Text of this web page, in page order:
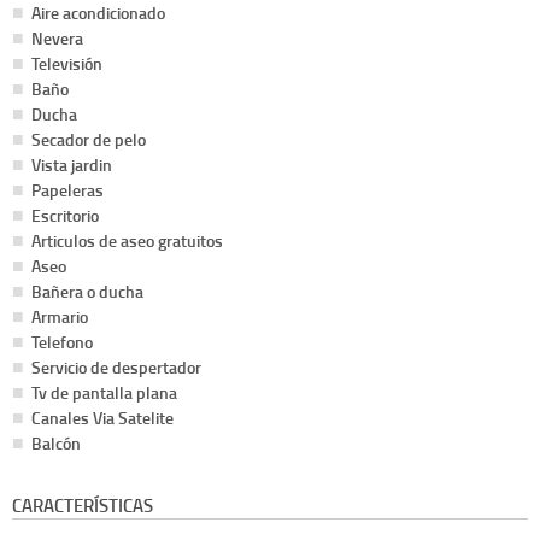
Aire acondicionado
Nevera
Televisión
Baño
Ducha
Secador de pelo
Vista jardin
Papeleras
Escritorio
Articulos de aseo gratuitos
Aseo
Bañera o ducha
Armario
Telefono
Servicio de despertador
Tv de pantalla plana
Canales Via Satelite
Balcón
CARACTERÍSTICAS